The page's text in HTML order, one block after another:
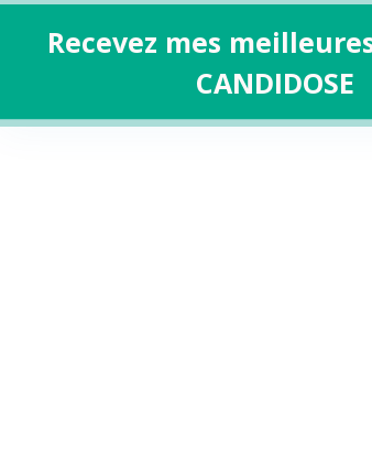
Recevez mes
CANDIDOSE